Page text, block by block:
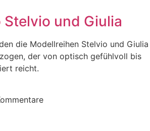
Stelvio und Giulia
die Modellreihen Stelvio und Giulia
der von optisch gefühlvoll bis
reicht.